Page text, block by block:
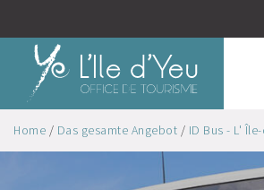
Home / Das gesamte Angebot / ID Bus - L'